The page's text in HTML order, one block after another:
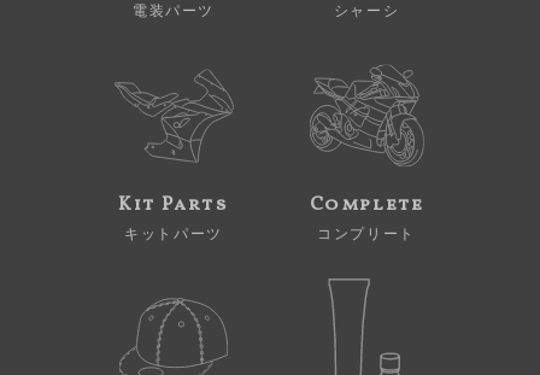
電装パーツ シャーシ
Kit Parts
キットパーツ
Complete
コンプリート